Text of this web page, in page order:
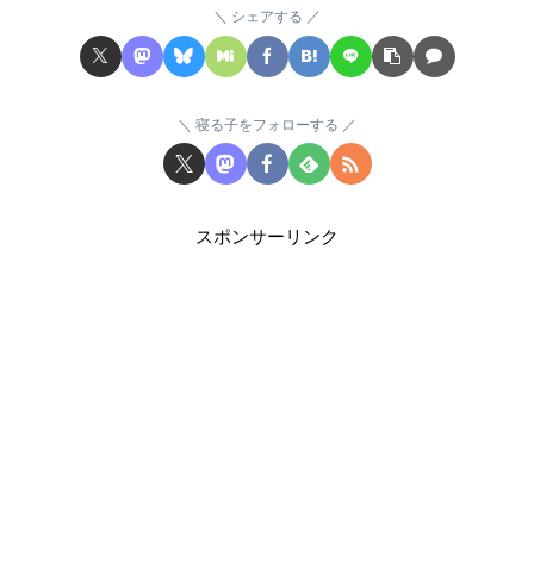
シェアする
寝る子をフォローする
スポンサーリンク